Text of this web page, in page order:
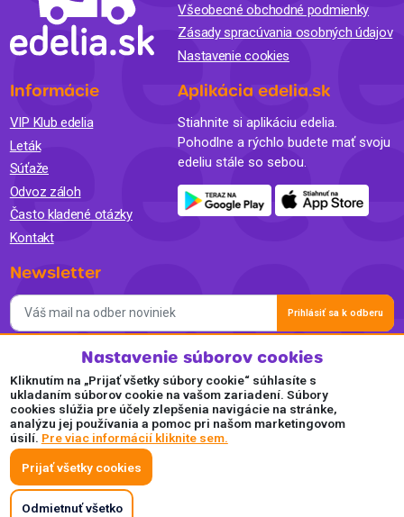
Všeobecné obchodné podmienky
Zásady spracúvania osobných údajov
Nastavenie cookies
Informácie
VIP Klub edelia
Leták
Súťaže
Odvoz záloh
Často kladené otázky
Kontakt
Aplikácia edelia.sk
Stiahnite si aplikáciu edelia.
Pohodlne a rýchlo budete mať svoju
edeliu stále so sebou.
Newsletter
Prihlásiť sa k odberu
Súhlasím so spracovaním osobných údajov a so zasielaním
newslettra na marketingové účely a oboznámil som sa so
Zásadami ochrany osobných údajov.
Akceptujeme
Plaťte pohodlne a bezpečne online.
Nastavenie súborov cookies
Kliknutím na „Prijať všetky súbory cookie“ súhlasíte s
ukladaním súborov cookie na vašom zariadení. Súbory
cookies slúžia pre účely zlepšenia navigácie na stránke,
analýzu jej používania a pomoc pri našom marketingovom
úsilí. Pre viac informácií kliknite sem.
Prijať všetky cookies
Odmietnuť všetko